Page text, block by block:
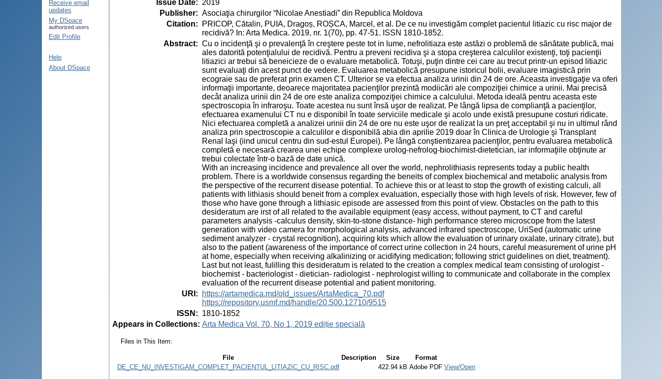
Receive email
updates
My DSpace
authorized users
Edit Profile
Help
About DSpace
Issue Date: 2019
Publisher: Asociaţia chirurgilor “Nicolae Anestiadi” din Republica Moldova
Citation:
PRICOP, Cătalin, PUIA, Dragoș, ROȘCA, Marcel, et al. De ce nu investigăm complet pacientul litiazic cu risc major de
recidivă? In: Arta Medica. 2019, nr. 1(70), pp. 47-51. ISSN 1810-1852.
Abstract: Cu o incidenţă şi o prevalenţă în creştere peste tot in lume, nefrolitiaza este astăzi o problemă de sănătate publică, mai
ales datorită potenţialului de recidivă. Pentru a preveni recidiva şi a stopa creşterea calculilor existenţi, toţi pacienţii
litiazici ar trebui să beneicieze de o evaluare metabolică. Totuşi, puţin dintre cei care au trecut printr-un episod litiazic
sunt evaluaţi din acest punct de vedere. Evaluarea metabolică presupune istoricul bolii, evaluare imagistică prin
ecograie sau de preferat prin examen CT. Ulterior se va efectua analiza urinii din 24 de ore. Aceasta investigaţie va oferi
informaţii importante, deoarece majoritatea pacienţilor prezintă modiicări ale compoziţiei chimice a urinii. Mai precisă
decât analiza urinii din 24 de ore este analiza compoziţiei chimice a calculului. Metoda ideală pentru aceasta este
spectroscopia în infraroşu. Toate acestea nu sunt însă uşor de realizat. Pe lângă lipsa de complianţă a pacienţilor,
efectuarea examenului CT nu e disponibil în toate serviciile medicale şi acolo unde există presupune costuri ridicate.
Nici efectuarea completă a analizei urinii din 24 de ore nu este uşor de realizat la un preţ acceptabil şi nu in ultimul rând
analiza prin spectroscopie a calculilor e disponibilă abia din aprilie 2019 doar în Clinica de Urologie şi Transplant
Renal Iaşi (iind unicul centru din sud-estul Europei). Pe lângă conştientizarea pacienţilor, pentru evaluarea metabolică
completă e necesară crearea unei echipe complexe urolog-nefrolog-biochimist-dietetician, iar informaţiile obţinute ar
trebui colectate într-o bază de date unică.
With an increasing incidence and prevalence all over the world, nephrolithiasis represents today a public health
problem. There is a worldwide consensus regarding the beneits of complex biochemical and metabolic analysis from
the perspective of the recurrent disease potential. To achieve this or at least to stop the growth of existing calculi, all
patients with lithiasis should beneit from a complex evaluation, especially those with high levels of risk. However, few of
those who have gone through a lithiasic episode are assessed from this point of view. Obstacles on the path to this
desideratum are irst of all related to the available equipment (easy access, without payment, to CT and careful
parameters analysis -calculus density, skin-to-stone distance- high performance stereo microscope from the latest
generation with video camera for morphological analysis, advanced infrared spectroscope, UriSed (automatic urine
sediment analyzer - crystal recognition), acquiring kits which allow the evaluation of urinary oxalate, urinary citrate), but
also to the patient (awareness of the importance of correct urine collection in 24 hours, careful measurement of urine pH
at home, especially when receiving alkalinizing or acidifying medication; following strict guidelines on diet, treatment).
Last but not least, fulilling this desideratum is related to the creation a complex medical team consisting of urologist -
biochemist - bacteriologist - dietician- radiologist - nephrologist willing to communicate and collaborate in the complex
evaluation of the recurrent disease potential and patient monitoring.
URI :
https://artamedica.md/old_issues/ArtaMedica_70.pdf
https://repository.usmf.md/handle/20.500.12710/9515
ISSN : 1810-1852
Appears in Collections: Arta Medica Vol. 70, No 1, 2019 ediție specială
Files in This Item:
File Description Size
Format
DE_CE_NU_INVESTIGAM_COMPLET_PACIENTUL_LITIAZIC_CU_RISC.pdf
422.94 kB Adobe PDF View/Open